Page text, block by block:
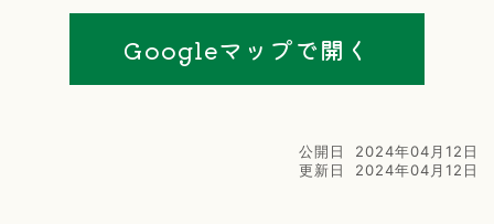
Googleマップで開く
公開日
2024年04月12日
更新日
2024年04月12日